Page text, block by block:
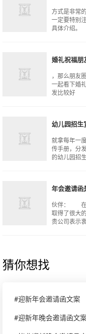
方式是非常
一定要特别
具体介绍。
婚礼祝福朋
，那么朋友
一起看下婚
发比较好
就拿每年一
传手册，分
的幼儿园招
年会邀请函
伙伴： 在
取得了很大
贵公司表示
猜你想找
#迎新年会邀请函文案
#迎新年晚会邀请函文